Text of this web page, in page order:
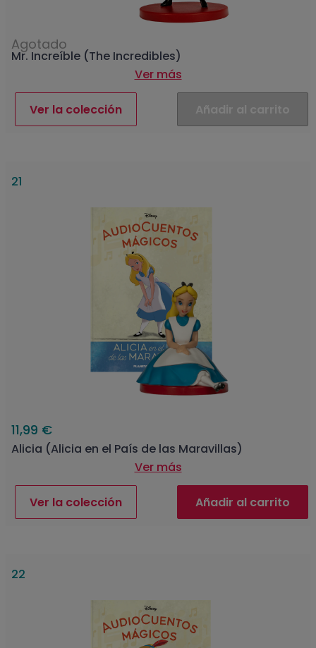
Agotado
Mr. Increíble (The Incredibles)
Ver más
Ver la colección Añadir al carrito
21
11,99 €
Alicia (Alicia en el País de las Maravillas)
Ver más
Ver la colección Añadir al carrito
22